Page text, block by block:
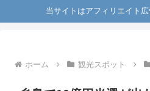
当サイトはアフィリエイト広
ホーム 観光スポット